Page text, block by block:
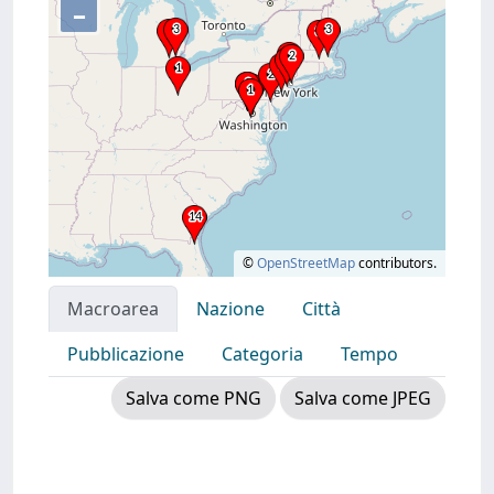
–
©OpenStreetMapcontributors.
Macroarea Nazione
Città
Pubblicazione
Categoria
Tempo
Salva come PNG
Salva come JPEG